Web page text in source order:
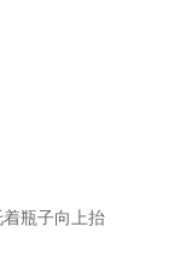
瓶子向上抬